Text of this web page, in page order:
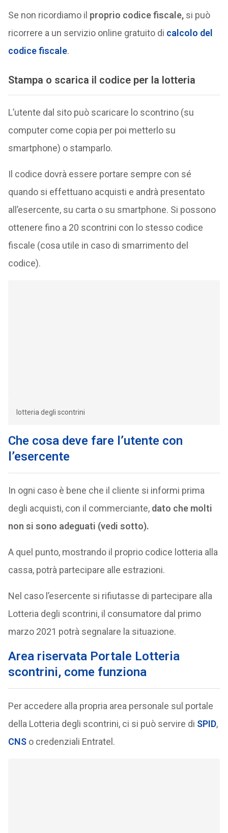
Se non ricordiamo il proprio codice fiscale, si può
ricorrere a un servizio online gratuito di calcolo del
codice fiscale.
Stampa o scarica il codice per la lotteria
L’utente dal sito può scaricare lo scontrino (su
computer come copia per poi metterlo su
smartphone) o stamparlo.
Il codice dovrà essere portare sempre con sé
quando si effettuano acquisti e andrà presentato
all’esercente, su carta o su smartphone. Si possono
ottenere fino a 20 scontrini con lo stesso codice
fiscale (cosa utile in caso di smarrimento del
codice).
lotteria degli scontrini
Che cosa deve fare l’utente con
l’esercente
In ogni caso è bene che il cliente si informi prima
degli acquisti, con il commerciante,dato che molti
non si sono adeguati (vedi sotto).
A quel punto, mostrando il proprio codice lotteria alla
cassa, potrà partecipare alle estrazioni.
Nel caso l’esercente si rifiutasse di partecipare alla
Lotteria degli scontrini, il consumatore dal primo
marzo 2021 potrà segnalare la situazione.
Area riservata Portale Lotteria
scontrini, come funziona
Per accedere alla propria area personale sul portale
della Lotteria degli scontrini, ci si può servire di SPID,
CNSo credenziali Entratel.